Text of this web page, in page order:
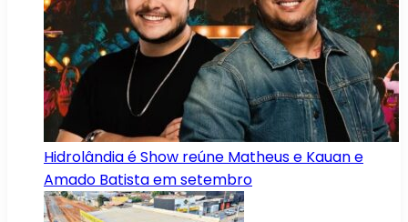
Hidrolândia é Show reúne Matheus e Kauan e
Amado Batista em setembro